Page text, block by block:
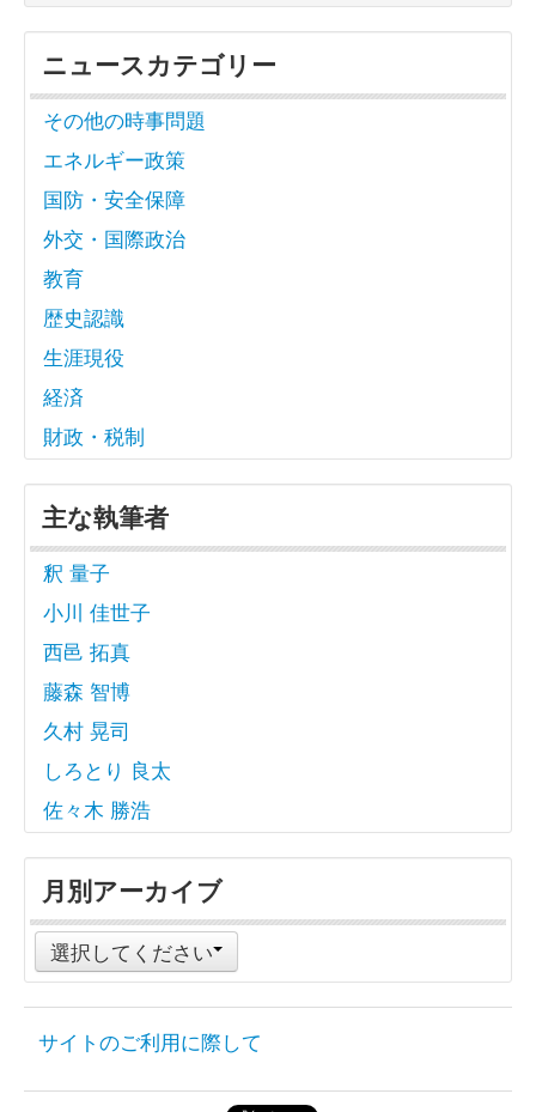
ニュースカテゴリー
その他の時事問題
エネルギー政策
国防・安全保障
外交・国際政治
教育
歴史認識
生涯現役
経済
財政・税制
主な執筆者
釈 量子
小川 佳世子
西邑 拓真
藤森 智博
久村 晃司
しろとり 良太
佐々木 勝浩
月別アーカイブ
選択してください
サイトのご利用に際して